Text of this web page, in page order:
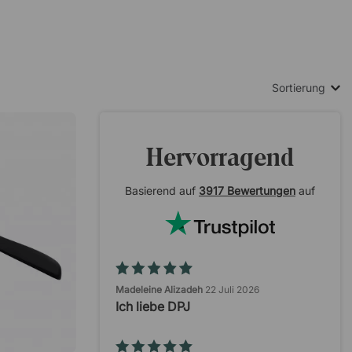
Sortierung
Hervorragend
Basierend auf 3917 Bewertungen auf
Madeleine Alizadeh 22 Juli 2026
Ich liebe DPJ